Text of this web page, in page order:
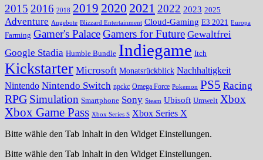
2015 2016 2018 2019 2020 2021 2022 2023 2025
Adventure Angebote Blizzard Entertainment Cloud-Gaming E3 2021 Europa
Farming Gamer's PalaceGamers for Future Gewaltfrei
Google Stadia Humble Bundle Indiegame Itch
Kickstarter Microsoft Monatsrückblick Nachhaltigkeit
Nintendo Nintendo Switch npckc Omega Force Pokemon PS5 Racing
RPG Simulation Smartphone Sony Steam Ubisoft Umwelt Xbox
Xbox Game Pass Xbox Series S Xbox Series X
Bitte wähle den Tab Inhalt in den Widget Einstellungen.
Bitte wähle den Tab Inhalt in den Widget Einstellungen.